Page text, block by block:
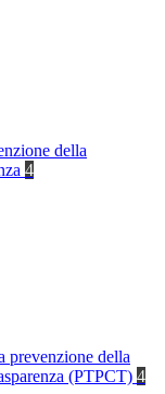
della
4
prevenzione della
(PTPCT) 4